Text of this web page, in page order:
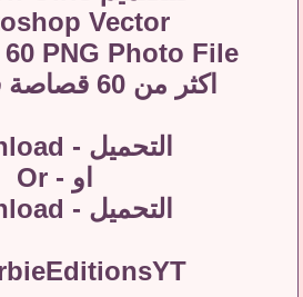
PNG Photo File
اكثر من 60 قصاصة في الملف
التحميل - Download
او - Or
التحميل - Download